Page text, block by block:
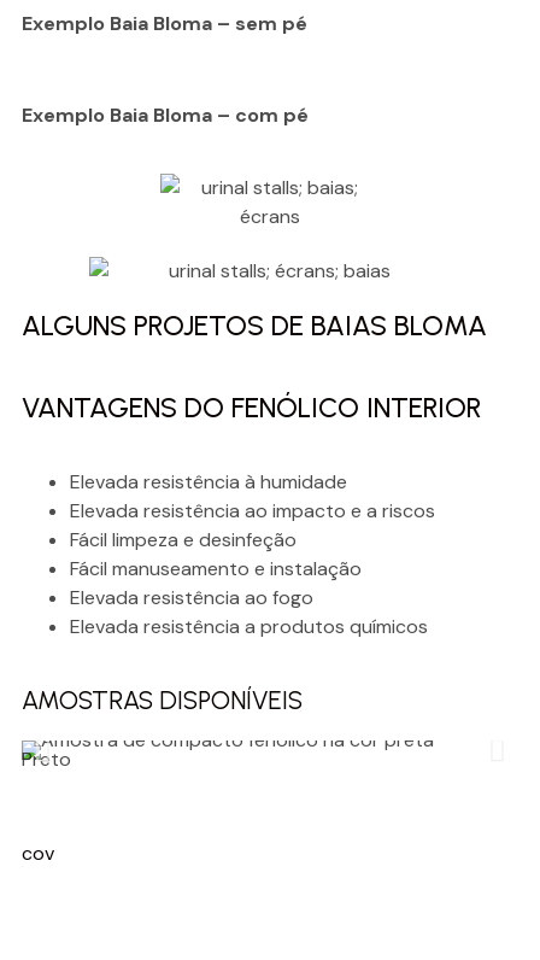
Exemplo Baia Bloma – sem pé
Exemplo Baia Bloma – com pé
ALGUNS PROJETOS DE BAIAS BLOMA
VANTAGENS DO FENÓLICO INTERIOR
Elevada resistência à humidade
Elevada resistência ao impacto e a riscos
Fácil limpeza e desinfeção
Fácil manuseamento e instalação
Elevada resistência ao fogo
Elevada resistência a produtos químicos
AMOSTRAS DISPONÍVEIS
Preto
cov